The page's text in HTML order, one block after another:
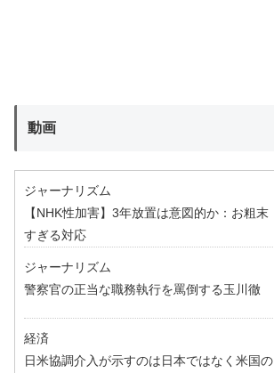
動画
ジャーナリズム
【NHK性加害】3年放置は意図的か：お粗末
すぎる対応
ジャーナリズム
警察官の正当な職務執行を罵倒する玉川徹
経済
日米協調介入が示すのは日本ではなく米国の